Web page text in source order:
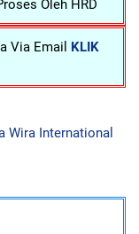
Oleh HRD
Via Email KLIK
Wira International